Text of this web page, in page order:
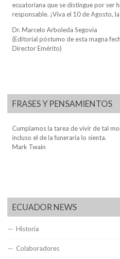
ecuatoriana que se distingue por ser
responsable. ¡Viva el 10 de Agosto,
Dr. Marcelo Arboleda Segovia
(Editorial póstumo de esta magna
Director Emérito)
FRASES Y PENSAMIENTOS
Cumplamos la tarea de vivir de tal
incluso el de la funeraria lo sienta.
Mark Twain
ECUADOR NEWS
Historia
Colaboradores